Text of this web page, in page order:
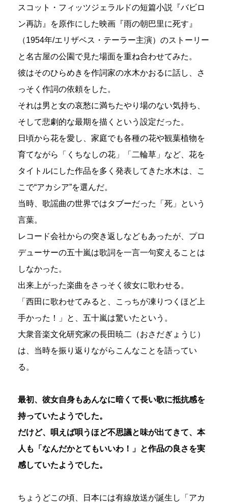
スコット・フィッツジェラルドの短篇小説『バビロ
ン再訪』を原作にした映画『雨の朝巴里に死す』
（1954年/エリザベス・テーラー主演）のストーリー
と名古屋の公園で見た場面を重ね合わせてみた。
彼はそのひらめきを作詞家の水木かおるに話し、さ
っそく作詞の依頼をした。
それは男と女の哀愁に満ちたやり場のない気持ち、
そして悲劇的な最期を描くという設定だった。
日頃から花を愛し、家庭でも各種の花や観葉植物を
育てながら「くちなしの花」「二輪草」など、花を
タイトルにした作品を多く発表してきた水木は、こ
こで“アカシア”を選んだ。
当時、歌謡曲の世界ではタブーだった「死」という
言葉。
レコード会社からの突き返しなどもあったが、プロ
デューサーの五十嵐は歌詞を一言一句変えることは
しなかった。
出来上がった楽曲をさっそく彼女に歌わせる。
「西田に歌わせてみると、こっちが凍りつくほど上
手かった！」と、五十嵐は驚いたという。
大衆音楽文化研究家の長田暁二（おさだぎょうじ）
は、当時を振り返りながらこんなことを語ってい
る。
最初、彼女自身もあんなに暗くて長い歌に抵抗感を
持っていたようでした。
だけど、唄えば唄うほど不思議と味が出てきて、本
人も「なんだかとてもいいわ！」と作品の良さを実
感していたようでした。
ちょうどこの頃、日本には有線放送が誕生し「アカ